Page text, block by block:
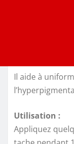
Il aide à
Utilisation :
Appliquez